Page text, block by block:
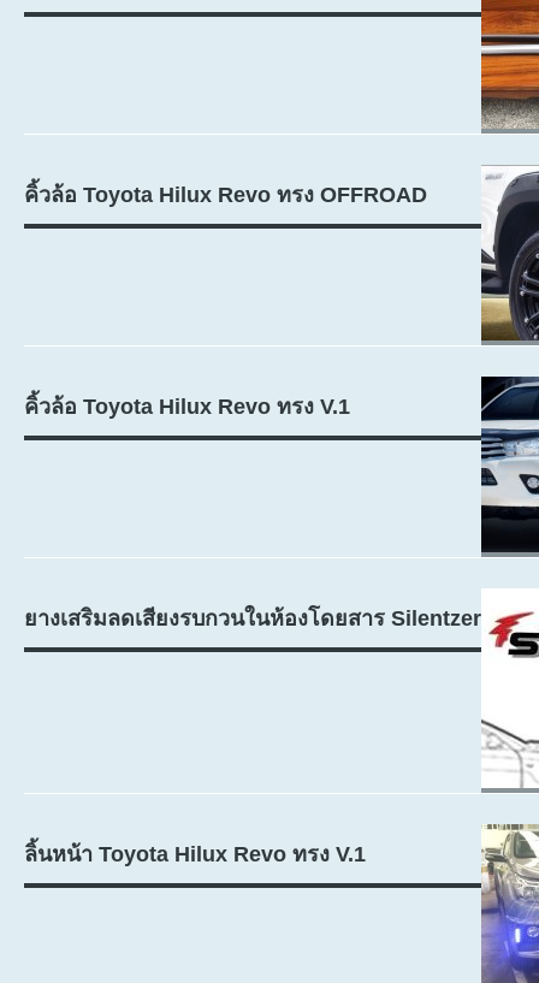
คิ้วล้อ Toyota Hilux Revo ทรง OFFROAD
คิ้วล้อ Toyota Hilux Revo ทรง V.1
ยางเสริมลดเสียงรบกวนในห้องโดยสาร Silentzer
ลิ้นหน้า Toyota Hilux Revo ทรง V.1